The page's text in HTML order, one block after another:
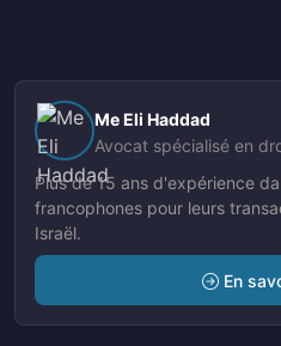
Me Eli Haddad
Avocat spécialisé en
Plus de 15 ans d'expérience
francophones pour leurs
Israël.
En